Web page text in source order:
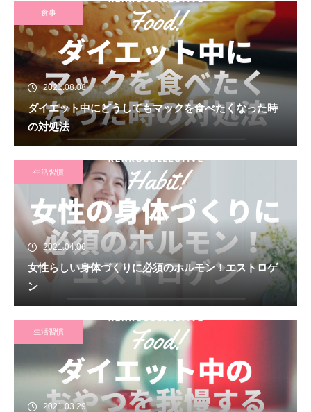
食事
2021.08.08
ダイエット中にどうしてもマックを食べたくなった時
の対処法
生活習慣
2021.04.06
女性らしい身体づくりに必須のホルモン！エストロゲ
ン
生活習慣
2021.03.29